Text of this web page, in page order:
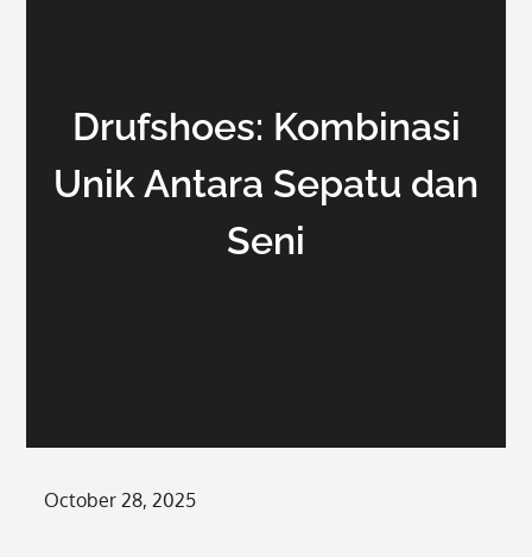
Drufshoes: Kombinasi
Unik Antara Sepatu dan
Seni
Posted
October 28, 2025